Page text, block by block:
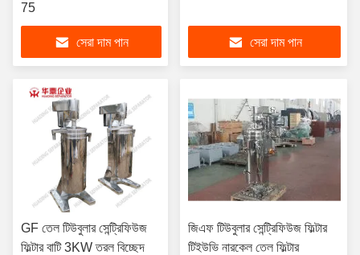
75
সেরা দাম পান সেরা দাম পান
GF তেল টিউবুলার সেন্ট্রিফিউজ
ফিল্টার বাটি 3KW তরল বিচ্ছেদ
জিএফ টিউবুলার সেন্ট্রিফিউজ ফিল্টার
টিইউভি নারকেল তেল ফিল্টার